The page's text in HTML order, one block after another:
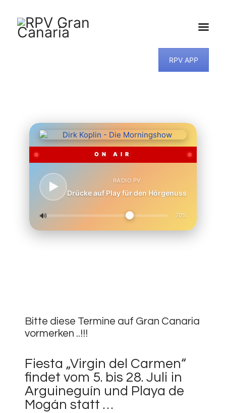
RPV APP
ON AIR
RADIO PV
Drücke auf Play für den Hörgenuss
🔊 70%
MUSIKWUNSCH
Bitte diese Termine auf Gran Canaria
vormerken ..!!!
Fiesta „Virgin del Carmen“
findet vom 5. bis 28. Juli in
Arguineguín und Playa de
Mogán statt …